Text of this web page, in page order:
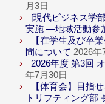
月3日
[現代ビジネス学
実施 ―地域活動参
【在学生及び卒
間について 2026年
2026年度 第3回
年7月30日
【体育会】目指
トリフティング部